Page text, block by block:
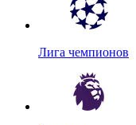
Лига чемпионов